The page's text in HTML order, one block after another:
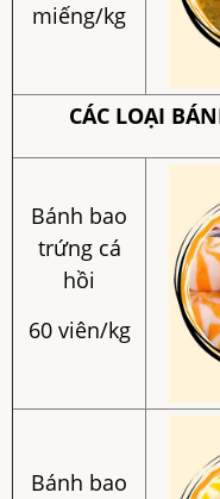
miếng/kg
CÁC LOẠI
Bánh bao
trứng cá
hồi
60 viên/kg
Bánh bao